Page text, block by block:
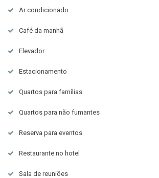
Ar condicionado
Café da manhã
Elevador
Estacionamento
Quartos para famílias
Quartos para não fumantes
Reserva para eventos
Restaurante no hotel
Sala de reuniões